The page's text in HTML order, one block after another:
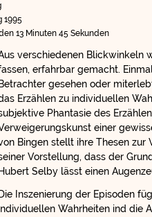
1995
13 Minuten 45 Sekunden
verschiedenen Blickwinkeln
erfahrbar gemacht.
Betrachter gesehen oder
Erzählen zu individuellen
Phantasie des
einer
Bingen stellt ihre Thesen zur
Vorstellung, dass der
Hubert Selby lässt einen
Die Inszenierung der Episoden
Wahrheiten ind die